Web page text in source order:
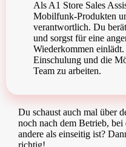
Als A1 Store Sales
Mobilfunk-Produkten
verantwortlich. Du
und sorgst für eine
Wiederkommen
Einschulung und die
Team zu arbeiten.
Du schaust auch mal über
noch nach dem Betrieb,
andere als einseitig ist?